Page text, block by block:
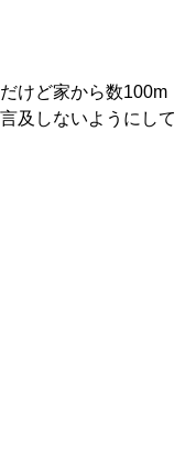
けど家から数100m
及しないようにして